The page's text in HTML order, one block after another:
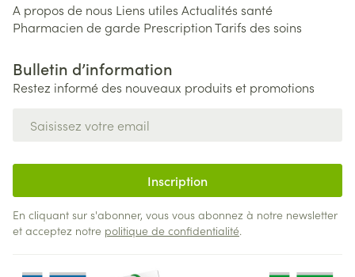
A propos de nous Liens utiles Actualités santé
Pharmacien de garde PrescriptionTarifs des soins
Bulletin d’information
Restez informé des nouveaux produits et promotions
Inscription
En cliquant sur s'abonner, vous vous abonnez à notre newsletter
et acceptez notre politique de confidentialité.